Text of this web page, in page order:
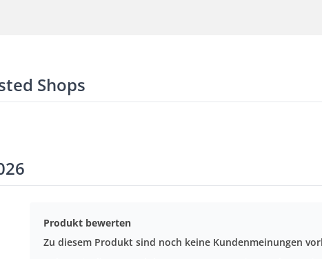
Shops
Produkt bewerten
Zu diesem Produkt sind noch keine Kundenmeinungen